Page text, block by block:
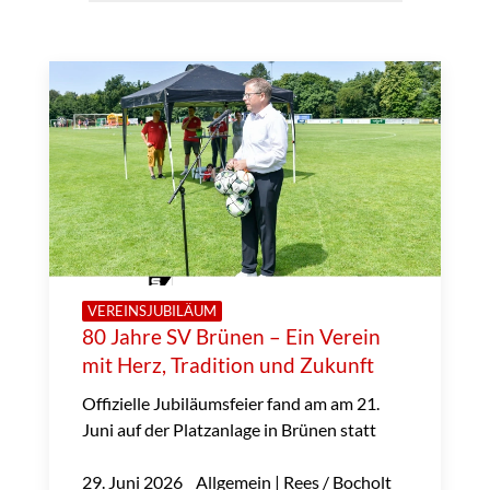
VEREINSJUBILÄUM
80 Jahre SV Brünen – Ein Verein
mit Herz, Tradition und Zukunft
Offizielle Jubiläumsfeier fand am am 21.
Juni auf der Platzanlage in Brünen statt
29. Juni 2026 Allgemein | Rees / Bocholt